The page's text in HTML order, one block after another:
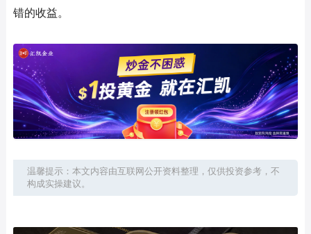
错的收益。
温馨提示：本文内容由互联网公开资料整理，仅供投资参考，不
构成实操建议。